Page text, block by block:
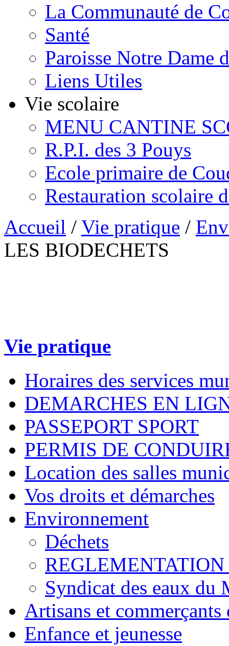
La Communauté de
Santé
Paroisse Notre Dame
Liens Utiles
Vie scolaire
MENU CANTINE
R.P.I. des 3 Pouys
Ecole primaire de
Restauration scolaire
Accueil / Vie pratique /
LES BIODECHETS
Vie pratique
Horaires des services
DEMARCHES EN
PASSEPORT SPORT
PERMIS DE
Location des salles
Vos droits et démarches
Environnement
Déchets
Syndicat des eaux du
Artisans et commerçants
Enfance et jeunesse